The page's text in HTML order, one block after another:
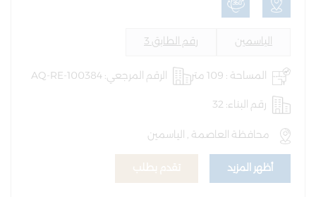
الياسمين رقم الطابق 3
المساحة : 109 متر
الرقم المرجعي: AQ-RE-100384
رقم البناء: 32
محافظة العاصمة , الياسمين
أظهر المزيد